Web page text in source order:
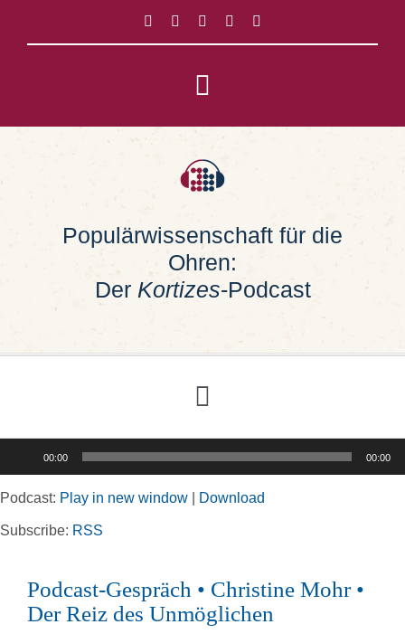
springen
Toggle
Navigation
Impressum
Populärwissenschaft für die
Ohren:
Der Kortizes-Podcast
Toggle
Navigation
Rubriken
Kortizes Website
00:00 00:00
Podcast: Play in new window Download
Subscribe: RSS
Podcast-Gespräch • Christine Mohr •
Der Reiz des Unmöglichen